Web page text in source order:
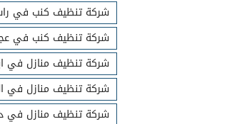
شركة تنظيف كنب في
شركة تنظيف كنب في
شركة تنظيف منازل في
شركة تنظيف منازل في
شركة تنظيف منازل في